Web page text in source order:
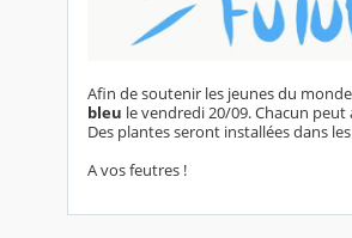
Afin de soutenir les jeunes du
bleu le vendredi 20/09. Chacun
Des plantes seront installées dans
A vos feutres !